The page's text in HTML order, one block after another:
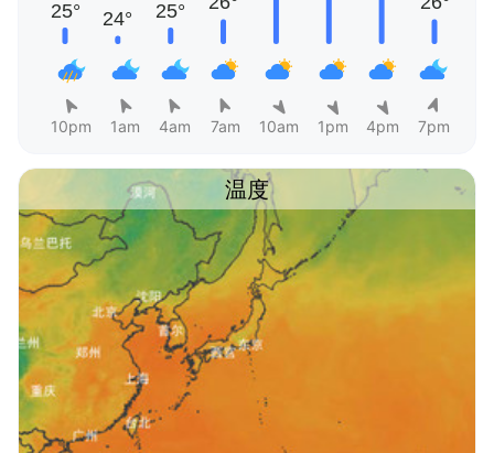
10pm 1am 4am 7am 10am 1pm 4pm 7pm
温度